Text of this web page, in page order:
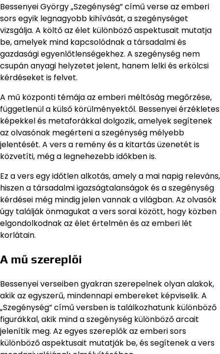
Bessenyei György „Szegénység” című verse az emberi
sors egyik legnagyobb kihívását, a szegénységet
vizsgálja. A költő az élet különböző aspektusait mutatja
be, amelyek mind kapcsolódnak a társadalmi és
gazdasági egyenlőtlenségekhez. A szegénység nem
csupán anyagi helyzetet jelent, hanem lelki és erkölcsi
kérdéseket is felvet.
A mű központi témája az emberi méltóság megőrzése,
függetlenül a külső körülményektől. Bessenyei érzékletes
képekkel és metaforákkal dolgozik, amelyek segítenek
az olvasónak megérteni a szegénység mélyebb
jelentését. A vers a remény és a kitartás üzenetét is
közvetíti, még a legnehezebb időkben is.
Ez a vers egy időtlen alkotás, amely a mai napig releváns,
hiszen a társadalmi igazságtalanságok és a szegénység
kérdései még mindig jelen vannak a világban. Az olvasók
úgy találják önmagukat a vers sorai között, hogy közben
elgondolkodnak az élet értelmén és az emberi lét
korlátain.
A mű szereplői
Bessenyei verseiben gyakran szerepelnek olyan alakok,
akik az egyszerű, mindennapi embereket képviselik. A
„Szegénység” című versben is találkozhatunk különböző
figurákkal, akik mind a szegénység különböző arcait
jelenítik meg. Az egyes szereplők az emberi sors
különböző aspektusait mutatják be, és segítenek a vers